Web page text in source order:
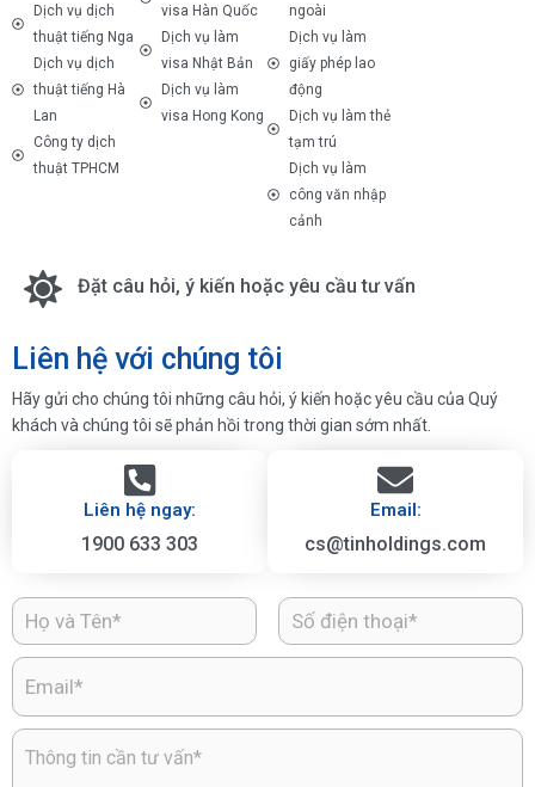
Dịch vụ dịch
thuật tiếng Nga
Dịch vụ dịch
thuật tiếng Hà
Lan
Công ty dịch
thuật TPHCM
visa Hàn Quốc
Dịch vụ làm
visa Nhật Bản
Dịch vụ làm
visa Hong Kong
ngoài
Dịch vụ làm
giấy phép lao
động
Dịch vụ làm thẻ
tạm trú
Dịch vụ làm
công văn nhập
cảnh
Đặt câu hỏi, ý kiến hoặc yêu cầu tư vấn
Liên hệ với chúng tôi
Hãy gửi cho chúng tôi những câu hỏi, ý kiến hoặc yêu cầu của Quý
khách và chúng tôi sẽ phản hồi trong thời gian sớm nhất.
Liên hệ ngay:
1900 633 303
Email:
cs@tinholdings.com